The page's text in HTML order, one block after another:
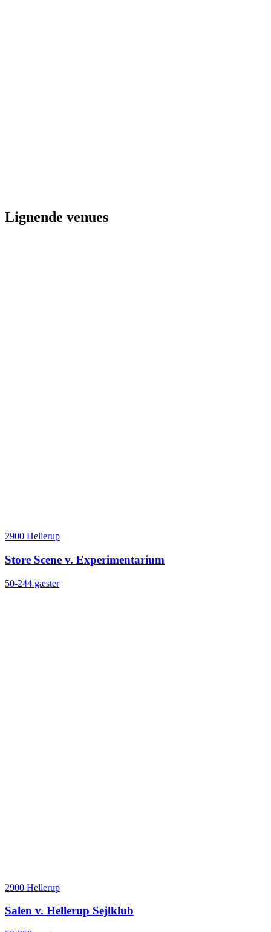
Lignende venues
2900 Hellerup
Store Scene v. Experimentarium
50-244 gæster
2900 Hellerup
Salen v. Hellerup Sejlklub